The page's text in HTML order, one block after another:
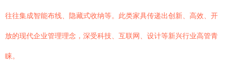
往往集成智能布线、隐藏式收纳等。此类家具传递出创新、高效、开
放的现代企业管理理念，深受科技、互联网、设计等新兴行业高管青
睐。